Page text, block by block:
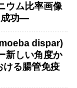
ウム比率画像
成功―
dispar)
新しい角度か
ける腸管免疫